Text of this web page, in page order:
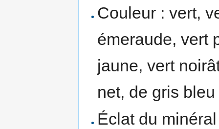
Couleur : vert,
émeraude, vert
jaune, vert
net, de gris
Éclat du